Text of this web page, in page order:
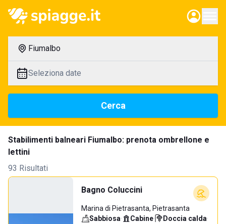
Fiumalbo
Seleziona date
Cerca
Stabilimenti balneari Fiumalbo: prenota ombrellone e
lettini
93 Risultati
Bagno Coluccini
Marina di Pietrasanta, Pietrasanta
Sabbiosa· Cabine· Doccia calda·